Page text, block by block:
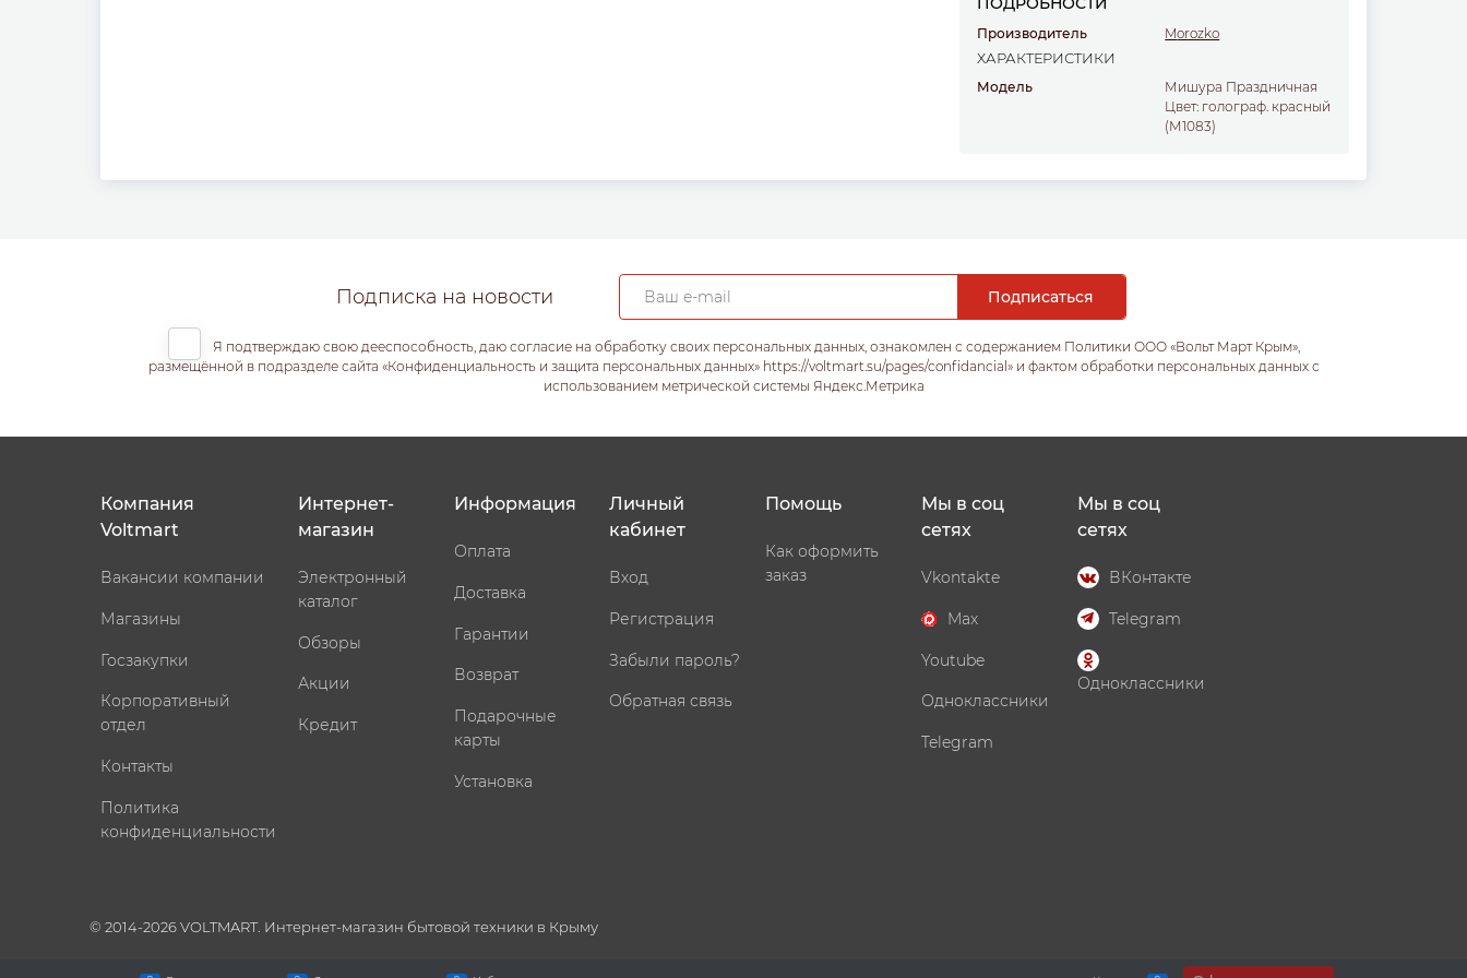
Производитель Morozko
ХАРАКТЕРИСТИКИ
Модель
Мишура Праздничная
Цвет: голограф. красный
(М1083)
Подписка на новости
Я подтверждаю свою дееспособность, даю согласие на обработку своих персональных данных, ознакомлен с содержанием Политики ООО «Вольт Март Крым»,
размещённой в подразделе сайта «Конфиденциальность и защита персональных данных» https://voltmart.su/pages/confidancial» и фактом обработки персональных данных с
использованием метрической системы Яндекс.Метрика
Компания
Voltmart
Вакансии компании
Магазины
Госзакупки
Корпоративный
отдел
Контакты
Политика
конфиденциальности
Интернет-
магазин
Электронный
каталог
Обзоры
Акции
Кредит
Информация
Оплата
Доставка
Гарантии
Возврат
Подарочные
карты
Установка
Личный
кабинет
Вход
Регистрация
Забыли пароль?
Обратная связь
Помощь
Как оформить
заказ
Мы в соц
сетях
Vkontakte
Max
Youtube
Одноклассники
Telegram
Мы в соц
сетях
ВКонтакте
Telegram
Одноклассники
© 2014-2026 VOLTMART. Интернет-магазин бытовой техники в Крыму